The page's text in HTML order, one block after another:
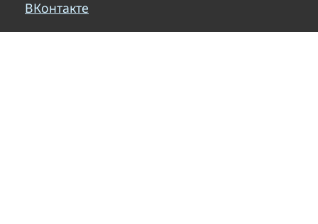
ВКонтакте